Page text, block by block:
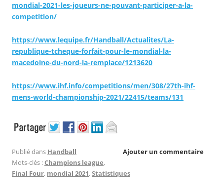
mondial-2021-les-joueurs-ne-pouvant-participer-a-la-
competition/
https://www.lequipe.fr/Handball/Actualites/La-
republique-tcheque-forfait-pour-le-mondial-la-
macedoine-du-nord-la-remplace/1213620
https://www.ihf.info/competitions/men/308/27th-ihf-
mens-world-championship-2021/22415/teams/131
Ajouter un commentaire
Publié dans Handball
Mots-clés :Champions league,
Final Four, mondial 2021,Statistiques